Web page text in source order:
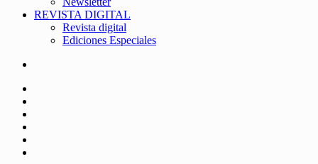
REVISTA DIGITAL
Revista digital
Ediciones Especiales